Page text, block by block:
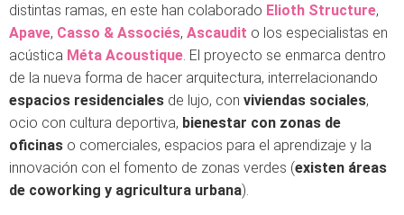
distintas ramas, en este han colaborado Elioth Structure,
Apave, Casso & Associés, Ascaudit o los especialistas en
acústica Méta Acoustique. El proyecto se enmarca dentro
de la nueva forma de hacer arquitectura, interrelacionando
espacios residenciales de lujo, con viviendas sociales,
ocio con cultura deportiva, bienestar con zonas de
oficinas o comerciales, espacios para el aprendizaje y la
innovación con el fomento de zonas verdes (existen áreas
de coworking y agricultura urbana).